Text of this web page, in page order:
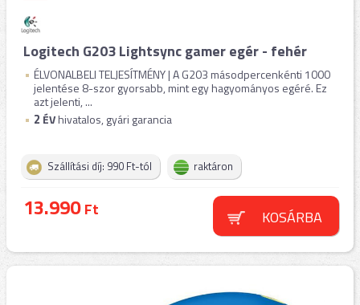
Logitech G203 Lightsync gamer egér - fehér
ÉLVONALBELI TELJESÍTMÉNY | A G203 másodpercenkénti 1000
jelentése 8-szor gyorsabb, mint egy hagyományos egéré. Ez
azt jelenti, ...
2 ÉVhivatalos, gyári garancia
Szállítási díj: 990 Ft-tól raktáron
13.990Ft KOSÁRBA